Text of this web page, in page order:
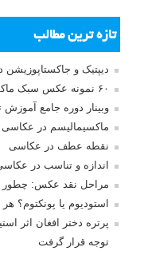
تازه ترین مطالب
دیپتیک و
۶۰ نمونه عکس سبک ماکسیمالیسم
وبینار دوره جامع
ماکسیمالیسم در عکاسی
نقطه عطف در عکاسی
اندازه و تناسب در
مراحل نقد عکس: چطور
استودیوم یا پونکتوم؟
پرتره دختر افغان اثر
توجه قرار گرفت